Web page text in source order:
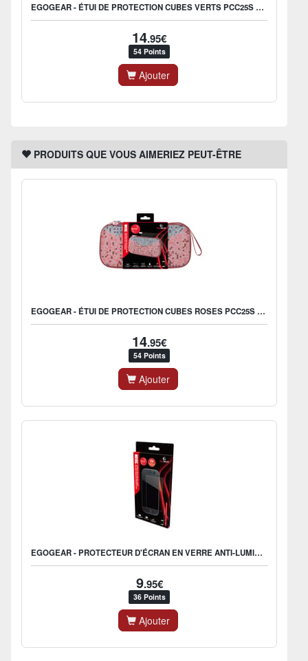
EGOGEAR - ÉTUI DE PROTECTION CUBES VERTS PCC25S POUR NINTENDO SWITCH 2
14.95€
54 Points
Ajouter
PRODUITS QUE VOUS AIMERIEZ PEUT-ÊTRE
EGOGEAR - ÉTUI DE PROTECTION CUBES ROSES PCC25S POUR NINTENDO SWITCH 2
14.95€
54 Points
Ajouter
EGOGEAR - PROTECTEUR D'ÉCRAN EN VERRE ANTI-LUMIÈRE BLEUE SPR15 POUR NINTENDO SWITCH 2 (2 PCS)
9.95€
36 Points
Ajouter